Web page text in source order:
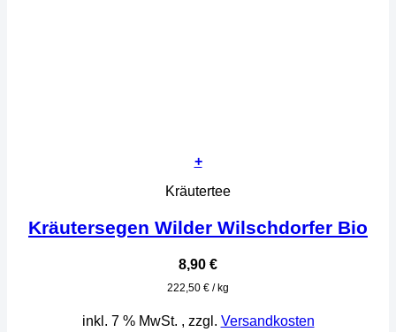
+
Kräutertee
Kräutersegen Wilder Wilschdorfer Bio
8,90 €
222,50 € / kg
inkl. 7 % MwSt. , zzgl. Versandkosten